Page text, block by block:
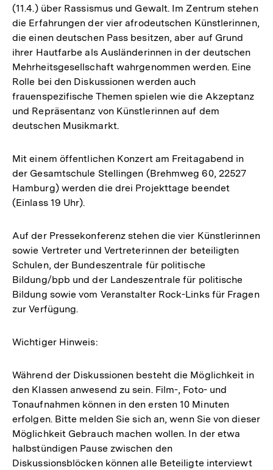
(11.4.) über Rassismus und Gewalt. Im Zentrum stehen
die Erfahrungen der vier afrodeutschen Künstlerinnen,
die einen deutschen Pass besitzen, aber auf Grund
ihrer Hautfarbe als Ausländerinnen in der deutschen
Mehrheitsgesellschaft wahrgenommen werden. Eine
Rolle bei den Diskussionen werden auch
frauenspezifische Themen spielen wie die Akzeptanz
und Repräsentanz von Künstlerinnen auf dem
deutschen Musikmarkt.
Mit einem öffentlichen Konzert am Freitagabend in
der Gesamtschule Stellingen (Brehmweg 60, 22527
Hamburg) werden die drei Projekttage beendet
(Einlass 19 Uhr).
Auf der Pressekonferenz stehen die vier Künstlerinnen
sowie Vertreter und Vertreterinnen der beteiligten
Schulen, der Bundeszentrale für politische
Bildung/bpb und der Landeszentrale für politische
Bildung sowie vom Veranstalter Rock-Links für Fragen
zur Verfügung.
Wichtiger Hinweis:
Während der Diskussionen besteht die Möglichkeit in
den Klassen anwesend zu sein. Film-, Foto- und
Tonaufnahmen können in den ersten 10 Minuten
erfolgen. Bitte melden Sie sich an, wenn Sie von dieser
Möglichkeit Gebrauch machen wollen. In der etwa
halbstündigen Pause zwischen den
Diskussionsblöcken können alle Beteiligte interviewt